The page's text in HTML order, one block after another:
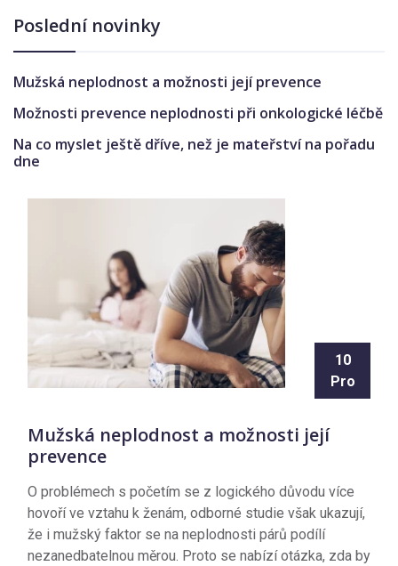
Poslední novinky
Mužská neplodnost a možnosti její prevence
Možnosti prevence neplodnosti při onkologické léčbě
Na co myslet ještě dříve, než je mateřství na pořadu
dne
10
Pro
Mužská neplodnost a možnosti její
prevence
O problémech s početím se z logického důvodu více
hovoří ve vztahu k ženám, odborné studie však ukazují,
že i mužský faktor se na neplodnosti párů podílí
nezanedbatelnou měrou. Proto se nabízí otázka, zda by